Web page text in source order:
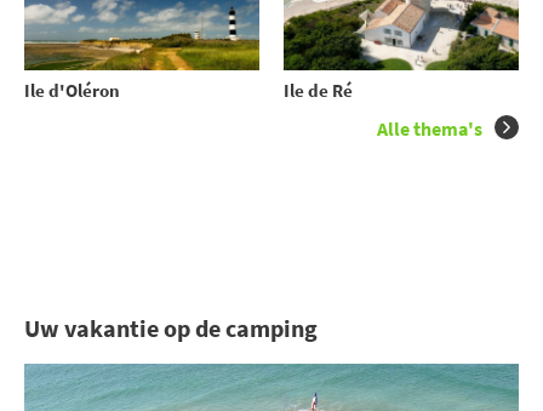
Ile d'Oléron Ile de Ré
Alle thema's
Uw vakantie op de camping